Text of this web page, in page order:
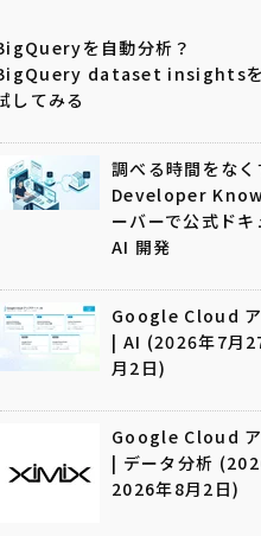
を自動分析？
dataset insightsを
してみる
調べる時間をな
Developer
ーバーで公式ド
AI 開発
Google Cloud ア
| AI (2026年7月
月2日)
Google Cloud ア
| データ分析
2026年8月2日)